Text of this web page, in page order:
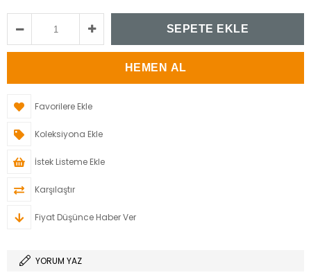
Favorilere Ekle
Koleksiyona Ekle
İstek Listeme Ekle
Karşılaştır
Fiyat Düşünce Haber Ver
YORUM YAZ